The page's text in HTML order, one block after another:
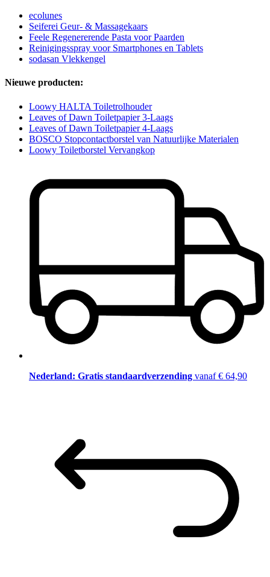
ecolunes
Seiferei Geur- & Massagekaars
Feele Regenererende Pasta voor Paarden
Reinigingsspray voor Smartphones en Tablets
sodasan Vlekkengel
Nieuwe producten:
Loowy HALTA Toiletrolhouder
Leaves of Dawn Toiletpapier 3-Laags
Leaves of Dawn Toiletpapier 4-Laags
BOSCO Stopcontactborstel van Natuurlijke Materialen
Loowy Toiletborstel Vervangkop
Nederland: Gratis standaardverzending vanaf € 64,90